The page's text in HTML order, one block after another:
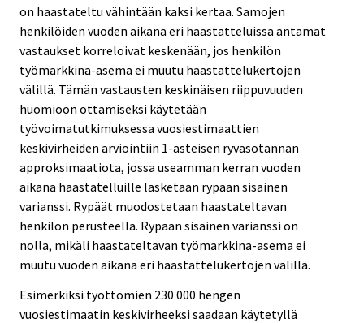
on haastateltu vähintään kaksi kertaa. Samojen
henkilöiden vuoden aikana eri haastatteluissa antamat
vastaukset korreloivat keskenään, jos henkilön
työmarkkina-asema ei muutu haastattelukertojen
välillä. Tämän vastausten keskinäisen riippuvuuden
huomioon ottamiseksi käytetään
työvoimatutkimuksessa vuosiestimaattien
keskivirheiden arviointiin 1-asteisen ryväsotannan
approksimaatiota, jossa useamman kerran vuoden
aikana haastatelluille lasketaan rypään sisäinen
varianssi. Rypäät muodostetaan haastateltavan
henkilön perusteella. Rypään sisäinen varianssi on
nolla, mikäli haastateltavan työmarkkina-asema ei
muutu vuoden aikana eri haastattelukertojen välillä.
Esimerkiksi työttömien 230 000 hengen
vuosiestimaatin keskivirheeksi saadaan käytetyllä